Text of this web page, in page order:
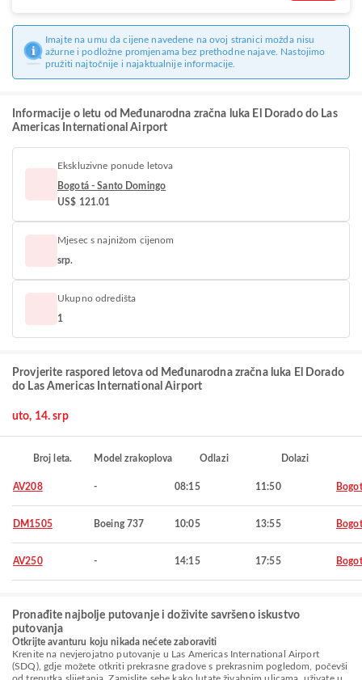
Imajte na umu da cijene navedene na ovoj stranici možda nisu
ažurne i podložne promjenama bez prethodne najave. Nastojimo
pružiti najtočnije i najaktualnije informacije.
Informacije o letu od Međunarodna zračna luka El Dorado do Las
Americas International Airport
Ekskluzivne ponude letova
Bogotá - Santo Domingo
US$ 121.01
Mjesec s najnižom cijenom
srp.
Ukupno odredišta
1
Provjerite raspored letova od Međunarodna zračna luka El Dorado
do Las Americas International Airport
uto, 14. srp
Broj leta. Model zrakoplova Odlazi Dolazi
AV208 - 08:15 11:50
DM1505 Boeing 737 10:05 13:55
AV250 - 14:15 17:55
Pronađite najbolje putovanje i doživite savršeno iskustvo
putovanja
Otkrijte avanturu koju nikada nećete zaboraviti
Krenite na nevjerojatno putovanje u Las Americas International Airport
(SDQ), gdje možete otkriti prekrasne gradove s prekrasnim pogledom, počevši